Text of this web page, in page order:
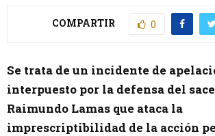
COMPARTIR 0
Se trata de un incidente de
interpuesto por la defensa del
Raimundo Lamas que ataca la
imprescriptibilidad de la acción